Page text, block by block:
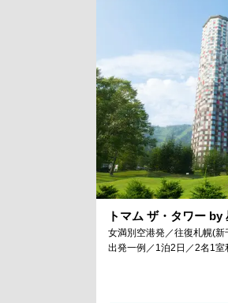
トマム ザ・タワー by
女満別空港発／往復札幌(
出発一例／1泊2日／2名1室